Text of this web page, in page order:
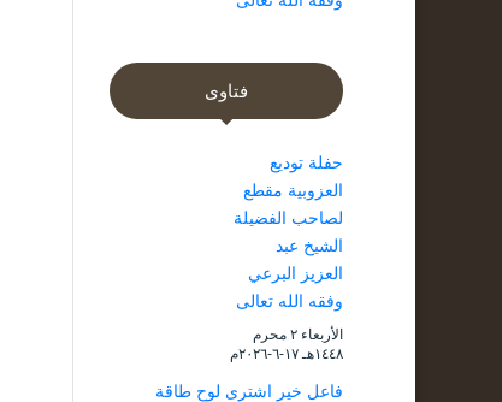
فتاوى
حفلة توديع
العزوبية مقطع
لصاحب الفضيلة
الشيخ عبد
العزيز البرعي
وفقه الله تعالى
الأربعاء ۲ محرم
۱٤٤۸هـ ۱۷-٦-۲۰۲٦م
فاعل خير اشترى لوح طاقة